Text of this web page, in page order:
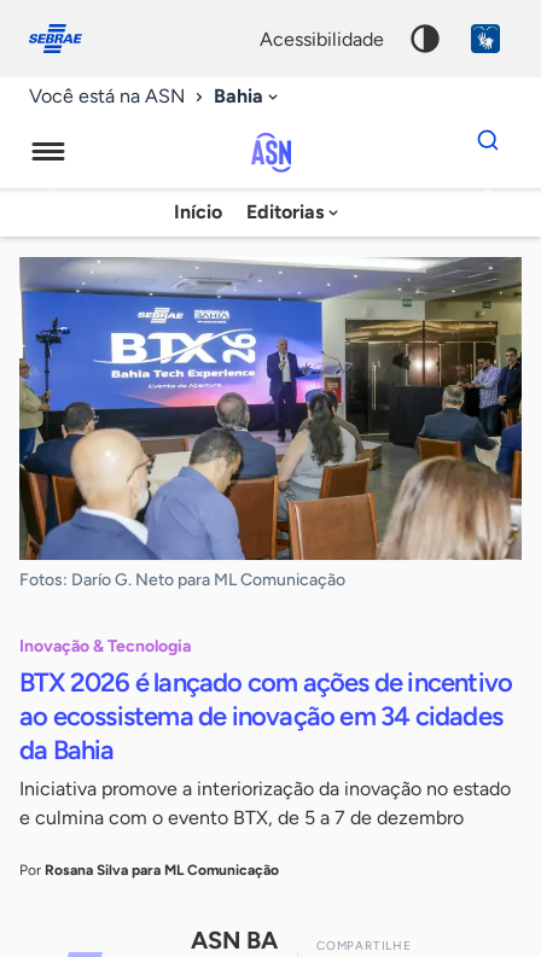
conosco
acessibilidade
Você está na ASN Bahia
Agência
Sebrae
de
Notícias
Início Editorias
Dados
para
chave
Fotos: Darío G. Neto para ML Comunicação
Inovação & Tecnologia
BTX 2026 é lançado com ações de incentivo
ao ecossistema de inovação em 34 cidades
da Bahia
Iniciativa promove a interiorização da inovação no estado
e culmina com o evento BTX, de 5 a 7 de dezembro
Por Rosana Silva para ML Comunicação
ASN BA COMPARTILHE